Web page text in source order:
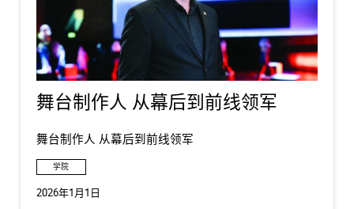
舞台制作人 从幕后到前线领军
舞台制作人 从幕后到前线领军
学院
2026年1月1日